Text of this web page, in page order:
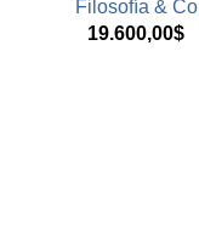
Filosofía & Co
19.600,00$